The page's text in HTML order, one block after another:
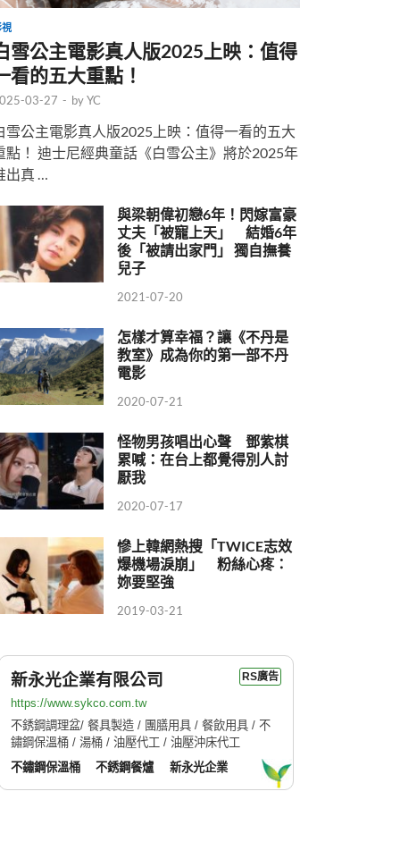
雪公主電影真人版2025上映：值得
看的五大重點！
03-27 - byYC
雪公主電影真人版2025上映：值得一看的五大
點！ 迪士尼經典童話《白雪公主》將於2025年
出真 …
與梁朝偉初戀6年！閃嫁富豪
丈夫「被寵上天」 結婚6年
後「被請出家門」 獨自撫養
兒子
2021-07-20
怎樣才算幸福？讓《不丹是
教室》成為你的第一部不丹
電影
2020-07-21
怪物男孩唱出心聲 鄧紫棋
累喊：在台上都覺得別人討
厭我
2020-07-17
慘上韓網熱搜「TWICE志效
爆機場淚崩」 粉絲心疼：
妳要堅強
2019-03-21
新永光企業有限公司 RS廣告
https://www.sykco.com.tw
不銹鋼調理盆/ 餐具製造 / 團膳用具 / 餐飲用具 / 不
鏽鋼保溫桶 / 湯桶 / 油壓代工 / 油壓沖床代工
不鏽鋼保溫桶
不銹鋼餐爐 新永光企業